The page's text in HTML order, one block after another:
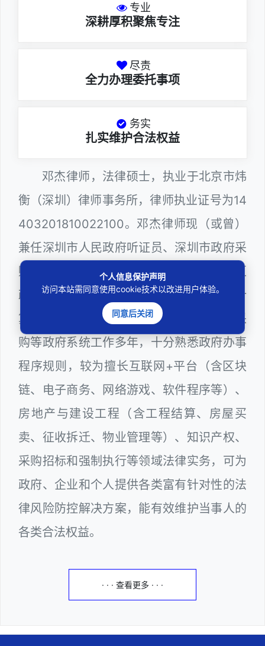
专业
深耕厚积聚焦专注
尽责
全力办理委托事项
务实
扎实维护合法权益
邓杰律师，法律硕士，执业于北京市炜
衡（深圳）律师事务所，律师执业证号为14
403201810022100。邓杰律师现（或曾）
兼任深圳市人民政府听证员、深圳市政府采
购评审专家（法律类），曾担任深圳市某区
政府部门公职律师、建设工程定标专家、计
算机信息网络安全员，在建筑工务、政府采
购等政府系统工作多年，十分熟悉政府办事
程序规则，较为擅长互联网+平台（含区块
链、电子商务、网络游戏、软件程序等）、
房地产与建设工程（含工程结算、房屋买
卖、征收拆迁、物业管理等）、知识产权、
采购招标和强制执行等领域法律实务，可为
政府、企业和个人提供各类富有针对性的法
律风险防控解决方案，能有效维护当事人的
各类合法权益。
· · · 查看更多 · · ·
个人信息保护声明
访问本站需同意使用cookie技术以改进用户体验。
同意后关闭